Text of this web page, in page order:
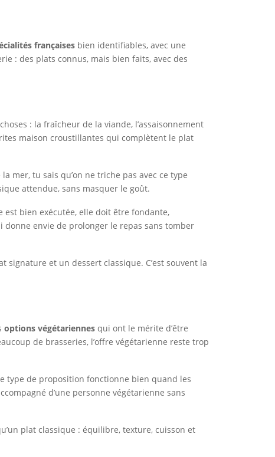
françaises bien identifiables, avec une
: des plats connus, mais bien faits, avec des
: la fraîcheur de la viande, l’assaisonnement
maison croustillantes qui complètent le plat
mer, tu sais qu’on ne triche pas avec ce type
attendue, sans masquer le goût.
bien exécutée, elle doit être fondante,
donne envie de prolonger le repas sans tomber
et un dessert classique. C’est souvent la
options végétariennes qui ont le mérite d’être
de brasseries, l’offre végétarienne reste trop
type de proposition fonctionne bien quand les
d’une personne végétarienne sans
plat classique : équilibre, texture, cuisson et